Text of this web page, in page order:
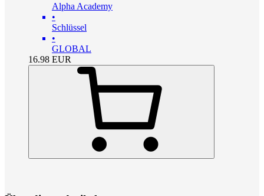
Alpha Academy
•
Schlüssel
•
GLOBAL
16.98 EUR